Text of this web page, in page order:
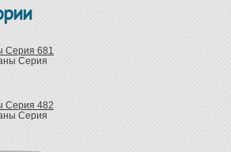
Серия 681
Серия 482